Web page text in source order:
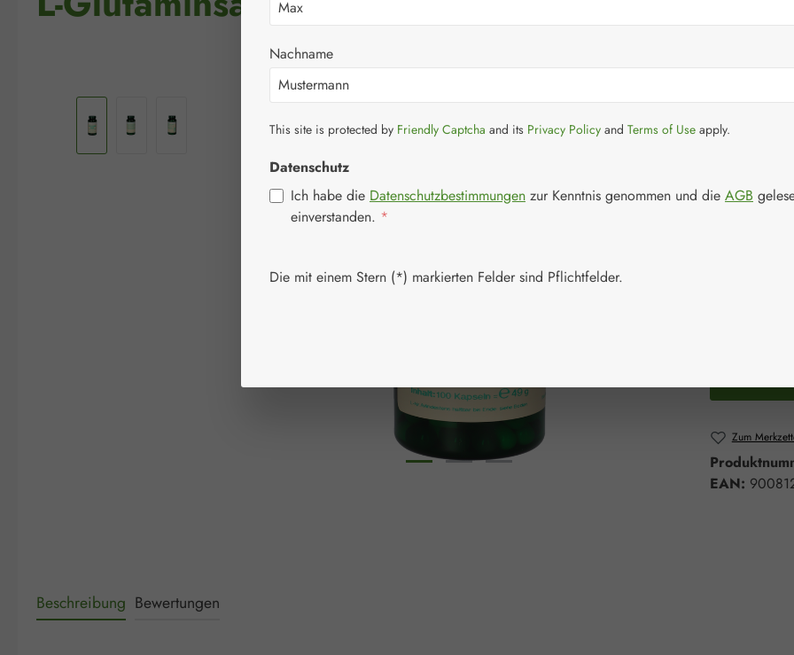
Regulärer
37,00 €
Zum
EAN:
Beschreibung Bewertungen
Nachname
This site is protected by Friendly Captcha and its Privacy Policy and Terms of Use apply.
Datenschutz
Ich habe die Datenschutzbestimmungen zur Kenntnis genommen und die AGB
einverstanden. *
Die mit einem Stern (*) markierten Felder sind Pflichtfelder.